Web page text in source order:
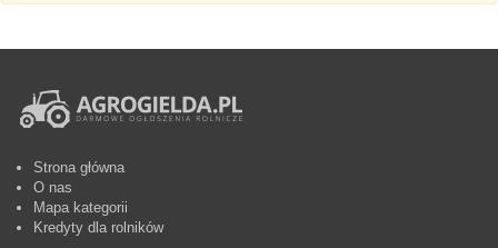
Strona główna
O nas
Mapa kategorii
Kredyty dla rolników